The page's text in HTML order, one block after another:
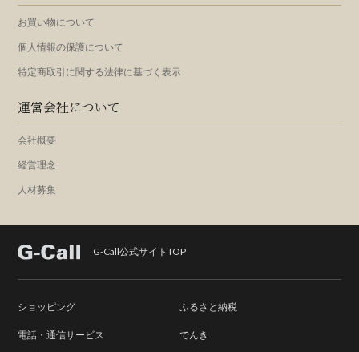
お買い物について
個人情報の保護について
特定商取引に関する法律に基づく表示
運営会社について
会社概要
経営理念
人材募集
G-Call公式サイトTOP
ショッピング ふるさと納税
電話・通信サービス でんき